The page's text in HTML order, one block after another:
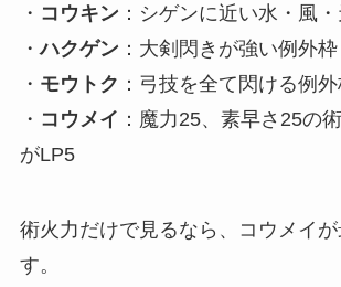
・ コウキン：シゲンに近い水・風
・ハクゲン：大剣閃きが強い例外枠
・ モウトク ：弓技を全て閃ける例
・ コウメイ ：魔力25、素早さ25の
がLP5
術火力だけで見るなら、コウメイが
す。